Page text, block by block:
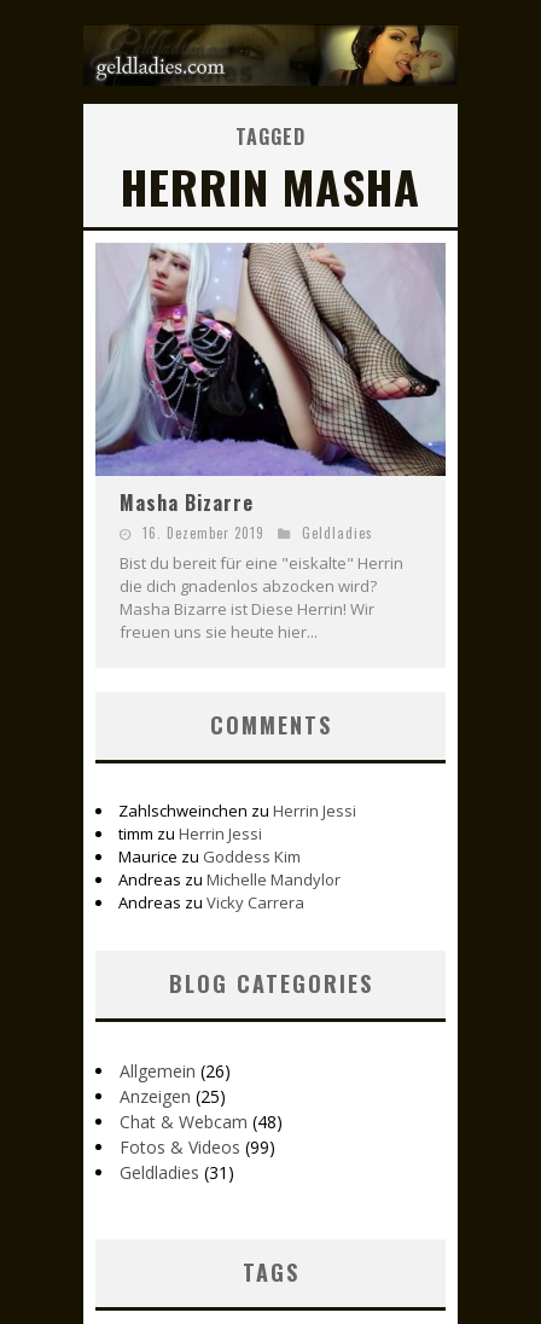
TAGGED
HERRIN MASHA
Masha Bizarre
16. Dezember 2019 Geldladies
Bist du bereit für eine "eiskalte" Herrin
die dich gnadenlos abzocken wird?
Masha Bizarre ist Diese Herrin! Wir
freuen uns sie heute hier...
COMMENTS
Zahlschweinchen zu Herrin Jessi
timm zu Herrin Jessi
Maurice zu Goddess Kim
Andreas zu Michelle Mandylor
Andreas zu Vicky Carrera
BLOG CATEGORIES
Allgemein (26)
Anzeigen (25)
Chat & Webcam (48)
Fotos & Videos (99)
Geldladies (31)
TAGS